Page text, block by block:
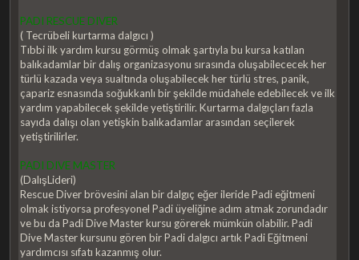
PADI RESCUE DIVER
( Tecrübeli kurtarma dalgıcı )
Tıbbi ilk yardım kursu görmüş olmak şartıyla bu kursa katılan
balıkadamlar bir dalış organizasyonu sırasında oluşabilececek her
türlü kazada veya sualtında oluşabilecek her türlü stres, panik,
çapariz esnasında soğukkanlı bir şekilde müdahele edebilecek ve ilk
yardım yapabilecek şekilde yetiştirilir. Kurtarma dalgıçları fazla
sayıda dalışı olan yetişkin balıkadamlar arasından seçilerek
yetiştirilirler.
PADI DIVE MASTER
(DalışLideri)
Rescue Diver brövesini alan bir dalgıç eğer ileride Padi eğitmeni
olmak istiyorsa profesyonel Padi üyeliğine adım atmak zorundadır
ve bu da Padi Dive Master kursu görerek mümkün olabilir. Padi
Dive Master kursunu gören bir Padi dalgıcı artık Padi Eğitmeni
yardımcısı sıfatı kazanmış olur.